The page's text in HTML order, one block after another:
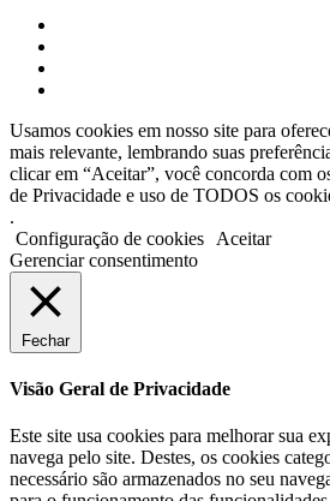
Usamos cookies em nosso site para
mais relevante, lembrando suas
clicar em “Aceitar”, você concorda com
de Privacidade e uso de TODOS os
.
Configuração de cookies
Aceitar
Gerenciar consentimento
Fechar
Visão Geral de Privacidade
Este site usa cookies para melhorar sua
navega pelo site. Destes, os cookies
necessário são armazenados no seu